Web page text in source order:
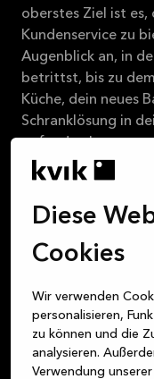
Diese
Cookies
Wir verwenden
personalisieren,
zu können und die
analysieren.
Verwendung
oberstes Ziel ist
Kundenservice zu
Augenblick an, in
betrittst, bis zu
Küche, dein neues
Schranklösung in
Vereinbare ein
Küchenstudio